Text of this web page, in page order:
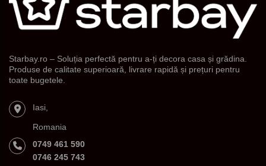
Starbay.ro – Soluția perfectă pentru a-ți decora casa și grădina.
Produse de calitate superioară, livrare rapidă și prețuri pentru
toate bugetele.
Iasi,
Romania
0749 461 590
0746 245 743